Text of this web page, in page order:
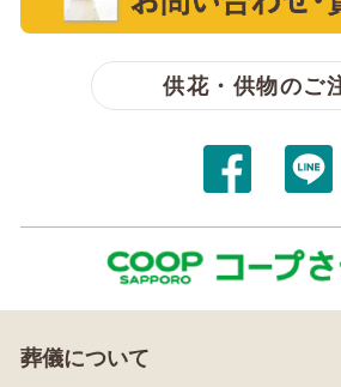
【無料】資料請求・お問い合わせ
供花・供物のご
葬儀について